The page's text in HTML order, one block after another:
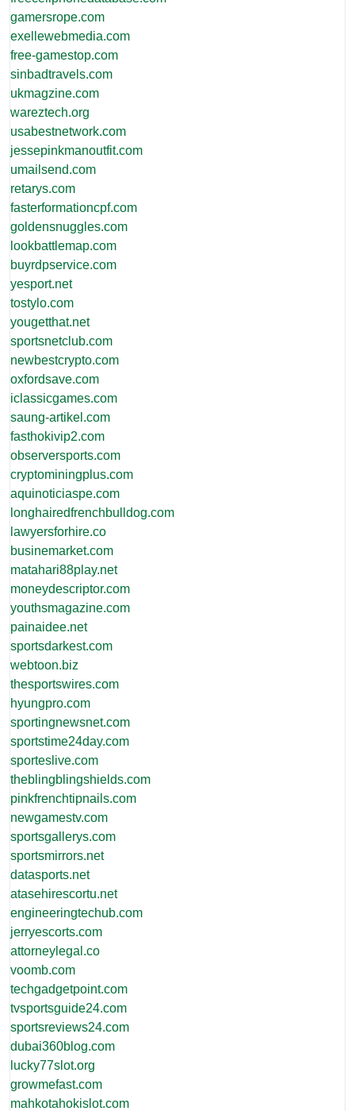
gamersrope.com
exellewebmedia.com
free-gamestop.com
sinbadtravels.com
ukmagzine.com
wareztech.org
usabestnetwork.com
jessepinkmanoutfit.com
umailsend.com
retarys.com
fasterformationcpf.com
goldensnuggles.com
lookbattlemap.com
buyrdpservice.com
yesport.net
tostylo.com
yougetthat.net
sportsnetclub.com
newbestcrypto.com
oxfordsave.com
iclassicgames.com
saung-artikel.com
fasthokivip2.com
observersports.com
cryptominingplus.com
aquinoticiaspe.com
longhairedfrenchbulldog.com
lawyersforhire.co
businemarket.com
matahari88play.net
moneydescriptor.com
youthsmagazine.com
painaidee.net
sportsdarkest.com
webtoon.biz
thesportswires.com
hyungpro.com
sportingnewsnet.com
sportstime24day.com
sporteslive.com
theblingblingshields.com
pinkfrenchtipnails.com
newgamestv.com
sportsgallerys.com
sportsmirrors.net
datasports.net
atasehirescortu.net
engineeringtechub.com
jerryescorts.com
attorneylegal.co
voomb.com
techgadgetpoint.com
tvsportsguide24.com
sportsreviews24.com
dubai360blog.com
lucky77slot.org
growmefast.com
mahkotahokislot.com